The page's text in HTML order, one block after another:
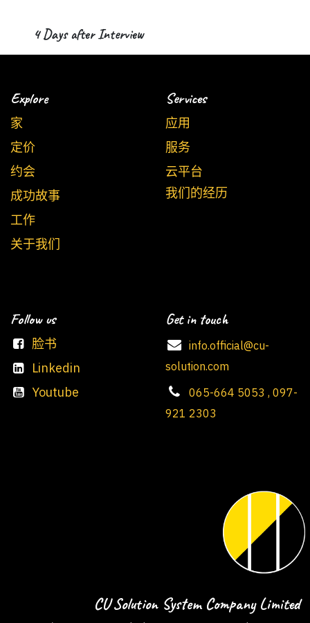
4 Days after Interview
Explore
家
定价
约会
成功故事
工作
关于我们
Services
应用
服务
云平台
我们的经历
Follow us
脸书
Linkedin
Youtube
Get in touch
info.official@cu-
solution.com
065-664 5053 , 097-
921 2303
CU Solution System Company Limited